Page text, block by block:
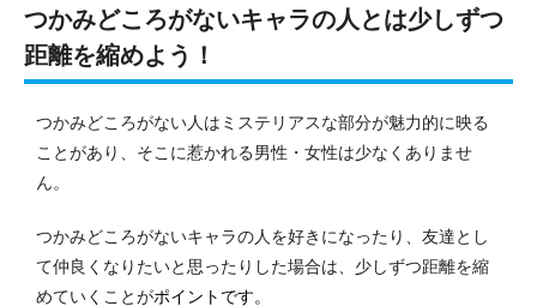
つかみどころがないキャラの人とは少しずつ
距離を縮めよう！
つかみどころがない人はミステリアスな部分が魅力的に映る
ことがあり、そこに惹かれる男性・女性は少なくありませ
ん。
つかみどころがないキャラの人を好きになったり、友達とし
て仲良くなりたいと思ったりした場合は、少しずつ距離を縮
めていくことがポイントです。